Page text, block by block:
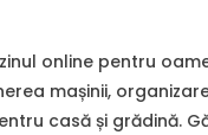
online pentru
mașinii,
casă și grădină.